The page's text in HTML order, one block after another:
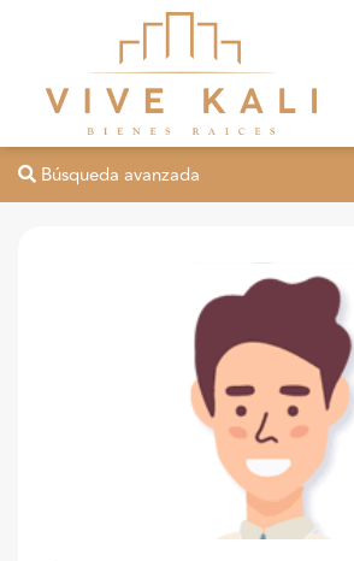
Búsqueda avanzada